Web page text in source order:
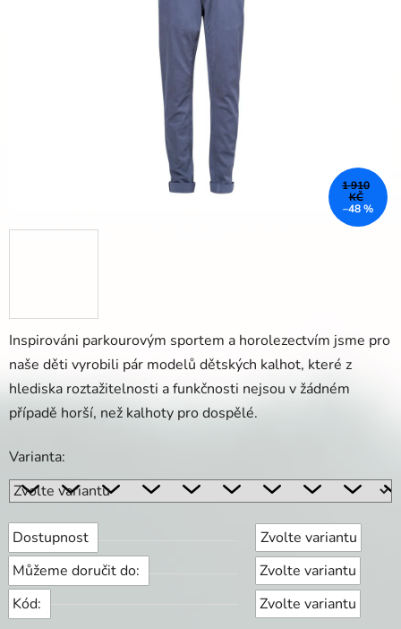
Inspirováni parkourovým sportem a horolezectvím jsme pro
naše děti vyrobili pár modelů dětských kalhot, které z
hlediska roztažitelnosti a funkčnosti nejsou v žádném
případě horší, než kalhoty pro dospělé.
Varianta:
Dostupnost
Zvolte variantu
Můžeme doručit do:
Zvolte variantu
Kód:
Zvolte variantu
1 910
KČ
–48 %